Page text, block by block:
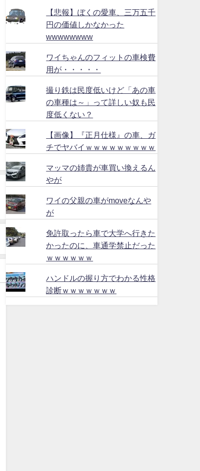
【悲報】ぼくの愛車、三万五千
円の価値しかなかった
wwwwwwww
ワイちゃんのフィットの車検費
用が・・・・・
撮り鉄は民度低いけど「あの車
の車種は～」って詳しい奴も民
度低くない？
【画像】『正月仕様』の車、ガ
チでヤバイｗｗｗｗｗｗｗｗｗ
マッマの姉貴が車買い換えるん
やが
ワイの父親の車がmoveなんや
が
免許取ったら車で大学へ行きた
かったのに、車通学禁止だった
ｗｗｗｗｗｗ
ハンドルの握り方でわかる性格
診断ｗｗｗｗｗｗｗ